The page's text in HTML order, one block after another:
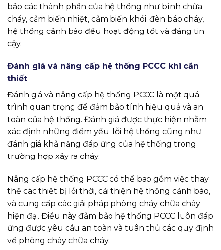
bảo các thành phần của hệ thống như bình chữa
cháy, cảm biến nhiệt, cảm biến khói, đèn báo cháy,
hệ thống cảnh báo đều hoạt động tốt và đáng tin
cậy.
Đánh giá và nâng cấp hệ thống PCCC khi cần
thiết
Đánh giá và nâng cấp hệ thống PCCC là một quá
trình quan trọng để đảm bảo tính hiệu quả và an
toàn của hệ thống. Đánh giá được thực hiện nhằm
xác định những điểm yếu, lỗi hệ thống cũng như
đánh giá khả năng đáp ứng của hệ thống trong
trường hợp xảy ra cháy.
Nâng cấp hệ thống PCCC có thể bao gồm việc thay
thế các thiết bị lỗi thời, cải thiện hệ thống cảnh báo,
và cung cấp các giải pháp phòng cháy chữa cháy
hiện đại. Điều này đảm bảo hệ thống PCCC luôn đáp
ứng được yêu cầu an toàn và tuân thủ các quy định
về phòng cháy chữa cháy.